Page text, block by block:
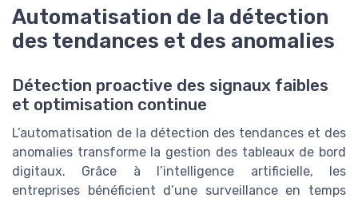
Automatisation de la détection
des tendances et des anomalies
Détection proactive des signaux faibles
et optimisation continue
L’automatisation de la détection des tendances et des
anomalies transforme la gestion des tableaux de bord
digitaux. Grâce à l’intelligence artificielle, les
entreprises bénéficient d’une surveillance en temps